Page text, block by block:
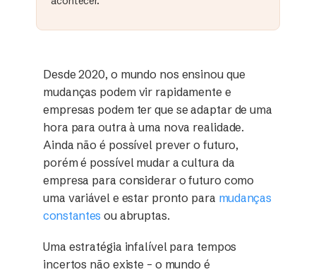
Desde 2020, o mundo nos ensinou que
mudanças podem vir rapidamente e
empresas podem ter que se adaptar de uma
hora para outra à uma nova realidade.
Ainda não é possível prever o futuro,
porém é possível mudar a cultura da
empresa para considerar o futuro como
uma variável e estar pronto para mudanças
constantes ou abruptas.
Uma estratégia infalível para tempos
incertos não existe – o mundo é